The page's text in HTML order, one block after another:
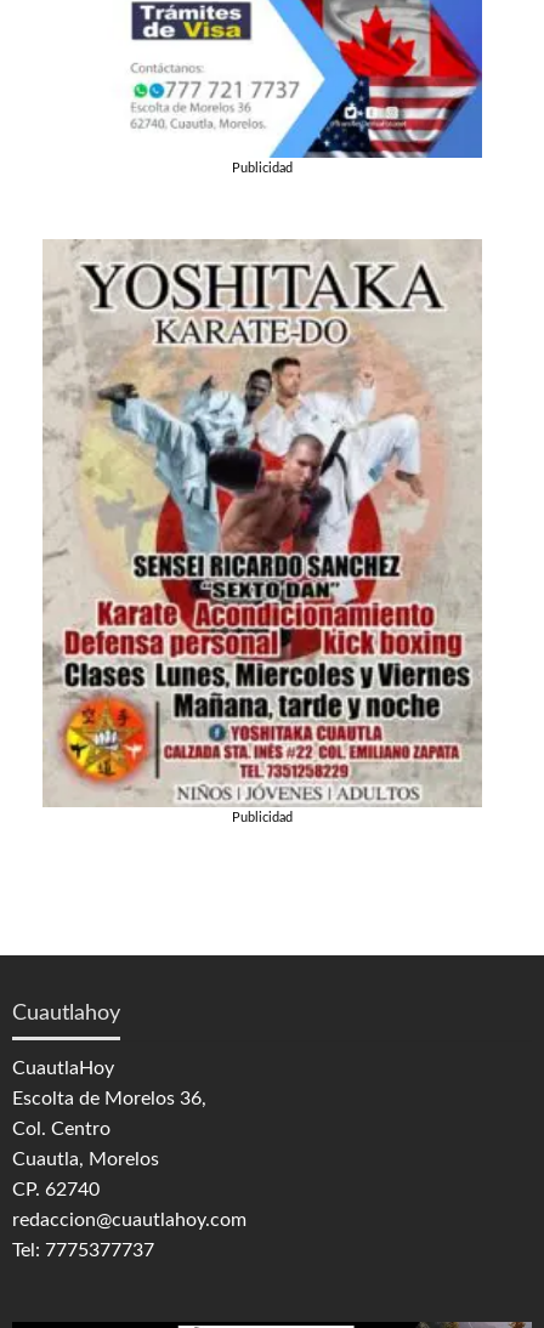
Publicidad
Publicidad
Cuautlahoy
CuautlaHoy
Escolta de Morelos 36,
Col. Centro
Cuautla, Morelos
CP. 62740
redaccion@cuautlahoy.com
Tel: 7775377737